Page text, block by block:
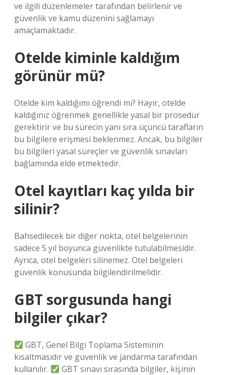
ve ilgili düzenlemeler tarafından belirlenir ve
güvenlik ve kamu düzenini sağlamayı
amaçlamaktadır.
Otelde kiminle kaldığım
görünür mü?
Otelde kim kaldığımı öğrendi mi? Hayır, otelde
kaldığınız öğrenmek genellikle yasal bir prosedür
gerektirir ve bu sürecin yanı sıra üçüncü tarafların
bu bilgilere erişmesi beklenmez. Ancak, bu bilgiler
bu bilgileri yasal süreçler ve güvenlik sınavları
bağlamında elde etmektedir.
Otel kayıtları kaç yılda bir
silinir?
Bahsedilecek bir diğer nokta, otel belgelerinin
sadece 5 yıl boyunca güvenlikte tutulabilmesidir.
Ayrıca, otel belgeleri silinemez. Otel belgeleri
güvenlik konusunda bilgilendirilmelidir.
GBT sorgusunda hangi
bilgiler çıkar?
GBT, Genel Bilgi Toplama Sisteminin
kısaltmasıdır ve güvenlik ve jandarma tarafından
kullanılır.
GBT sınavı sırasında bilgiler, kişinin